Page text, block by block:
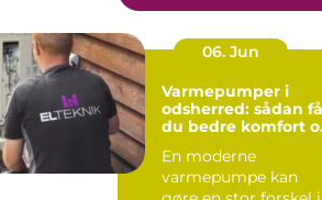
06. Jun
Varmepumper i
odsherred: sådan
du bedre komfort
En moderne
varmepumpe kan